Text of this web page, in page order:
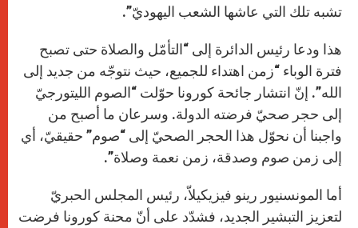
تشبه تلك التي عاشها الشعب اليهوديّ”.
هذا ودعا رئيس الدائرة إلى “التأمّل والصلاة حتى تصبح
فترة الوباء “زمن اهتداء للجميع، حيث نتوجّه من جديد إلى
الله”. إنّ انتشار جائحة كورونا حوّلت “الصوم الليتورجيّ
إلى حجر صحيّ فرضته الدولة. وسرعان ما أصبح من
واجبنا أن نحوّل هذا الحجر الصحيّ إلى “صوم” حقيقيّ، أي
إلى زمن صوم وصدقة، زمن نعمة وصلاة”.
أما المونسنيور رينو فيزيكيلاّ، رئيس المجلس الحبريّ
لتعزيز التبشير الجديد، فشدّد على أنّ محنة كورونا فرضت